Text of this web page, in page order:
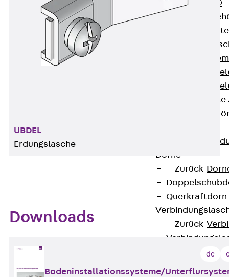
RAPIDOBAT®
Schalrohre
Dorne
Zurück
Querkraftdorn
Zurück
UBDEL
Erdungslasche
Downloads
de
Bodeninstallationssysteme/